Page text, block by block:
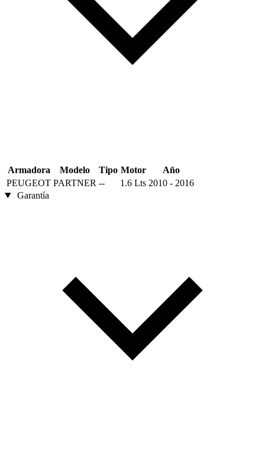
Armadora Modelo Tipo Motor
Año
PEUGEOT PARTNER -- 1.6 Lts 2010 - 2016
Garantía